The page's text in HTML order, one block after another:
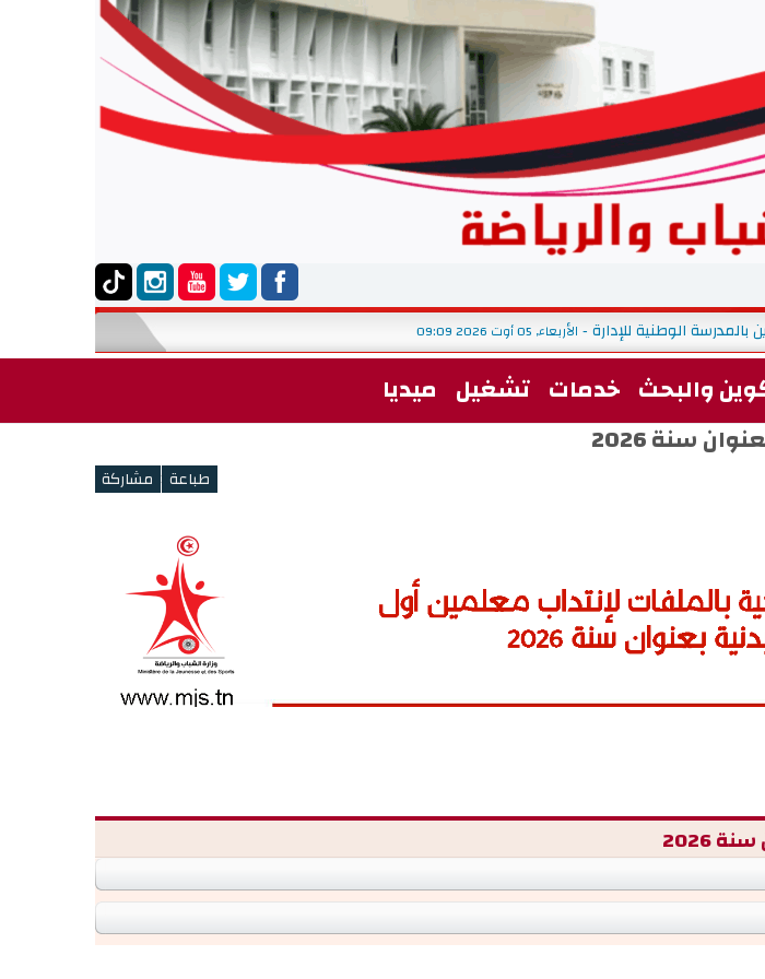
الوطنية للإدارة - الأربعاء, 05 أوت 2026 09:09
والبحث خدمات تشغيل ميديا
سنة 2026
<
2026